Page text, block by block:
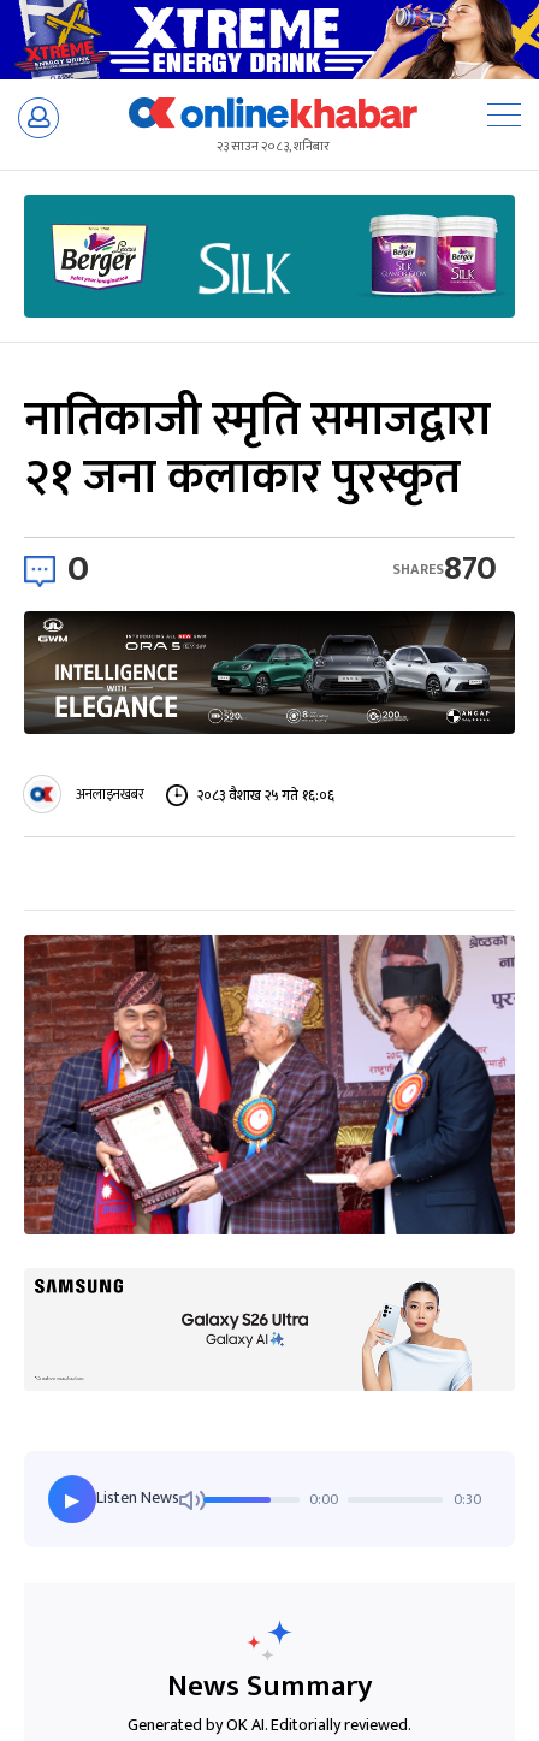
Skip
२३ साउन २०८३, शनिबार
नातिकाजी स्मृति समाजद्वारा
२१ जना कलाकार पुरस्कृत
0 870
SHARES
अनलाइनखबर २०८३ वैशाख २५ गते १६:०६
▶ Listen News 0:00 0:30
News Summary
Generated by OK AI. Editorially reviewed.